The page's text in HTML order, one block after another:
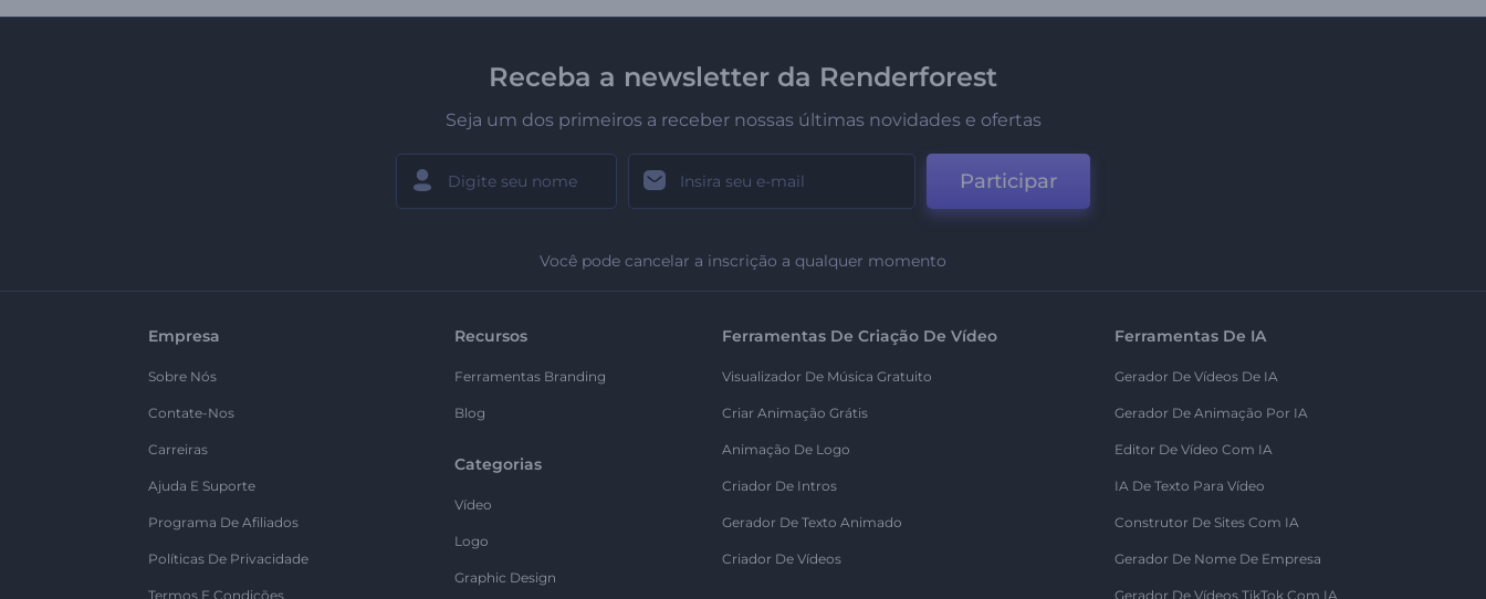
Receba a newsletter da Renderforest
Seja um dos primeiros a receber nossas últimas novidades e ofertas
Participar
Você pode cancelar a inscrição a qualquer momento
Empresa
Sobre Nós
Contate-Nos
Carreiras
Ajuda E Suporte
Programa De Afiliados
Políticas De Privacidade
Termos E Condições
Recursos
Ferramentas Branding
Blog
Categorias
Vídeo
Logo
Graphic Design
Ferramentas De Criação De Vídeo
Visualizador De Música Gratuito
Criar Animação Grátis
Animação De Logo
Criador De Intros
Gerador De Texto Animado
Criador De Vídeos
Ferramentas De IA
Gerador De Vídeos De IA
Gerador De Animação Por IA
Editor De Vídeo Com IA
IA De Texto Para Vídeo
Construtor De Sites Com IA
Gerador De Nome De Empresa
Gerador De Vídeos TikTok Com IA